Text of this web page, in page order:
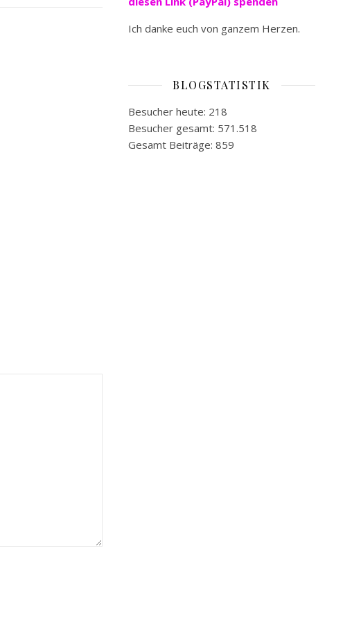
Ich danke euch von ganzem Herzen.
BLOGSTATISTIK
Besucher heute: 218
Besucher gesamt: 571.518
Gesamt Beiträge: 859